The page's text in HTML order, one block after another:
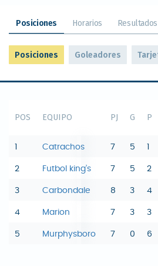
Posiciones Horarios Resultados
Posiciones Goleadores
POS EQUIPO PJ G P
Catrachos 7 5
2 Futbol king’s 7 5 2
3 Carbondale 8 3 4
4 Marion 7 3 3
5 Murphysboro 7 0 6